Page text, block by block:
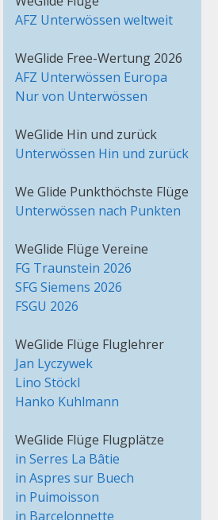
AFZ Unterwössen weltweit
WeGlide Free-Wertung 2026
AFZ Unterwössen Europa
Nur von Unterwössen
WeGlide Hin und zurück
Unterwössen Hin und zurück
We Glide Punkthöchste Flüge
Unterwössen nach Punkten
WeGlide Flüge Vereine
FG Traunstein 2026
SFG Siemens 2026
FSGU 2026
WeGlide Flüge Fluglehrer
Jan Lyczywek
Lino Stöckl
Hanko Kuhlmann
WeGlide Flüge Flugplätze
in Serres La Bâtie
in Aspres sur Buech
in Puimoisson
in Barcelonnette